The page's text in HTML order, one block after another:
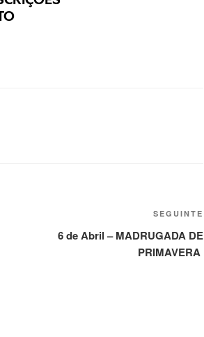
SEGUINTE
6 de Abril – MADRUGADA DE
PRIMAVERA